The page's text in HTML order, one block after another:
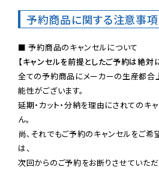
予約商品に関する注意事項
【キャンセルを前提としたご予約は絶対
全ての予約商品にメーカーの生産都合
能性がございます。
延期・カット・分納を理由にされてのキ
ん。
尚、それでもご予約のキャンセルをご
は、
次回からのご予約をお断りさせていただ